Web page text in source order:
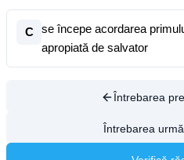
C
se începe acordarea
apropiată de salvator
Întrebarea
Întrebarea